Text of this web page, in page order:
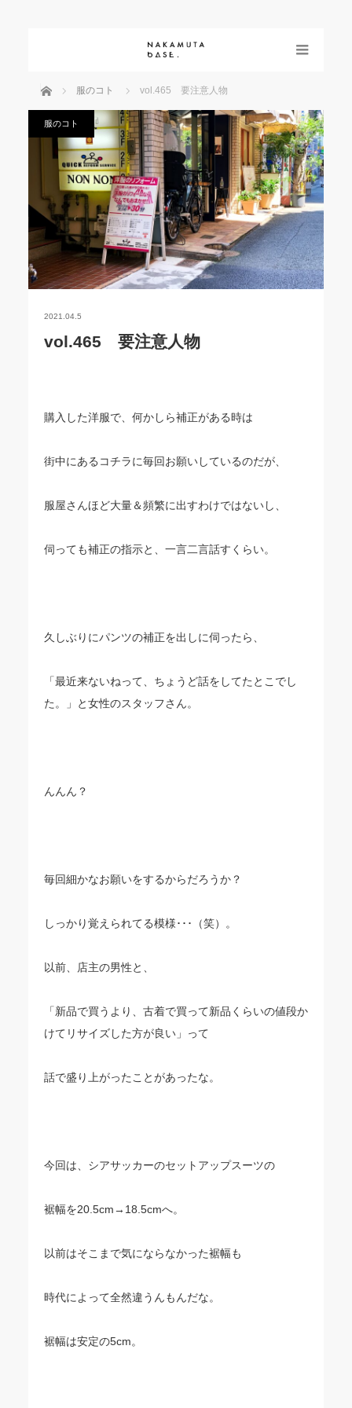
ホーム 服のコト vol.465 要注意人物
服のコト
2021.04.5
vol.465 要注意人物
購入した洋服で、何かしら補正がある時は
街中にあるコチラに毎回お願いしているのだが、
服屋さんほど大量＆頻繁に出すわけではないし、
伺っても補正の指示と、一言二言話すくらい。
久しぶりにパンツの補正を出しに伺ったら、
「最近来ないねって、ちょうど話をしてたとこでし
た。」と女性のスタッフさん。
んんん？
毎回細かなお願いをするからだろうか？
しっかり覚えられてる模様･･･（笑）。
以前、店主の男性と、
「新品で買うより、古着で買って新品くらいの値段か
けてリサイズした方が良い」って
話で盛り上がったことがあったな。
今回は、シアサッカーのセットアップスーツの
裾幅を20.5cm→18.5cmへ。
以前はそこまで気にならなかった裾幅も
時代によって全然違うんもんだな。
裾幅は安定の5cm。